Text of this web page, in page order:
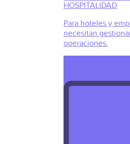
HOSPITALIDAD
Para hoteles y
necesitan
operaciones.